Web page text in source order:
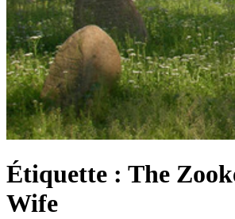
Étiquette : The
Wife